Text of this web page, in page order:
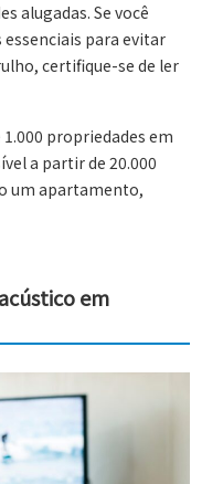
alugadas. Se você
para evitar
certifique-se de ler
propriedades em
a partir de 20.000
um apartamento,
em